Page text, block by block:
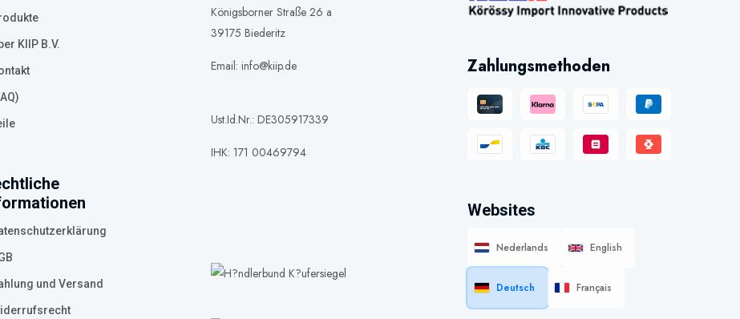
KIIP B.V.
und Versand
Königsborner Straße 26 a
39175 Biederitz
Email: info@kiip.de
Ust.Id.Nr.: DE305917339
IHK: 171 00469794
Zahlungsmethoden
Websites
Nederlands English
Deutsch Français